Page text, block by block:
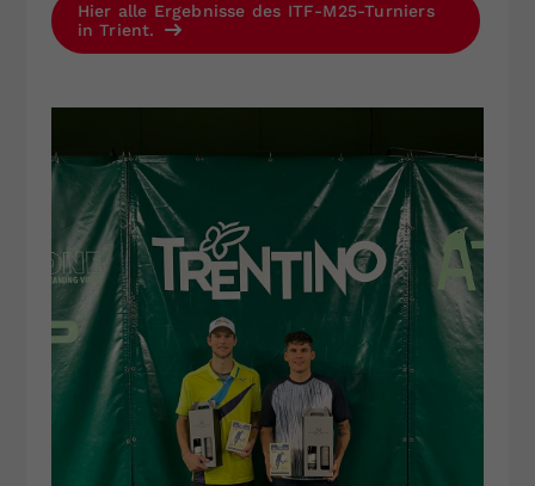
Hier alle Ergebnisse des ITF-M25-Turniers
in Trient.